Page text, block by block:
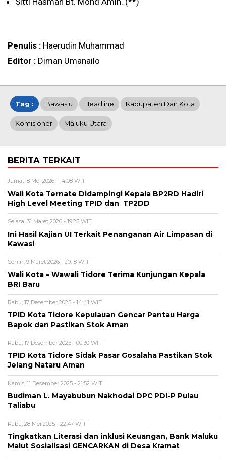
Penulis : Haerudin Muhammad
Editor : Diman Umanailo
Tag : Bawaslu Headline Kabupaten Dan Kota
Komisioner Maluku Utara
BERITA TERKAIT
Jumat, 8 Mei 2026 - 14:08 WIT
Wali Kota Ternate Didampingi Kepala BP2RD Hadiri
High Level Meeting TPID dan TP2DD
Selasa, 31 Maret 2026 - 19:23 WIT
Ini Hasil Kajian UI Terkait Penanganan Air Limpasan di
Kawasi
Senin, 9 Maret 2026 - 20:18 WIT
Wali Kota – Wawali Tidore Terima Kunjungan Kepala
BRI Baru
Rabu, 17 Desember 2025 - 14:41 WIT
TPID Kota Tidore Kepulauan Gencar Pantau Harga
Bapok dan Pastikan Stok Aman
Rabu, 17 Desember 2025 - 00:30 WIT
TPID Kota Tidore Sidak Pasar Gosalaha Pastikan Stok
Jelang Nataru Aman
Kamis, 11 Desember 2025 - 21:52 WIT
Budiman L. Mayabubun Nakhodai DPC PDI-P Pulau
Taliabu
Rabu, 28 Mei 2025 - 22:47 WIT
Tingkatkan Literasi dan inklusi Keuangan, Bank Maluku
Malut Sosialisasi GENCARKAN di Desa Kramat